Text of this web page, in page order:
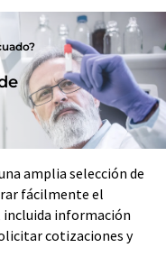
amplia selección de
fácilmente el
incluida información
cotizaciones y